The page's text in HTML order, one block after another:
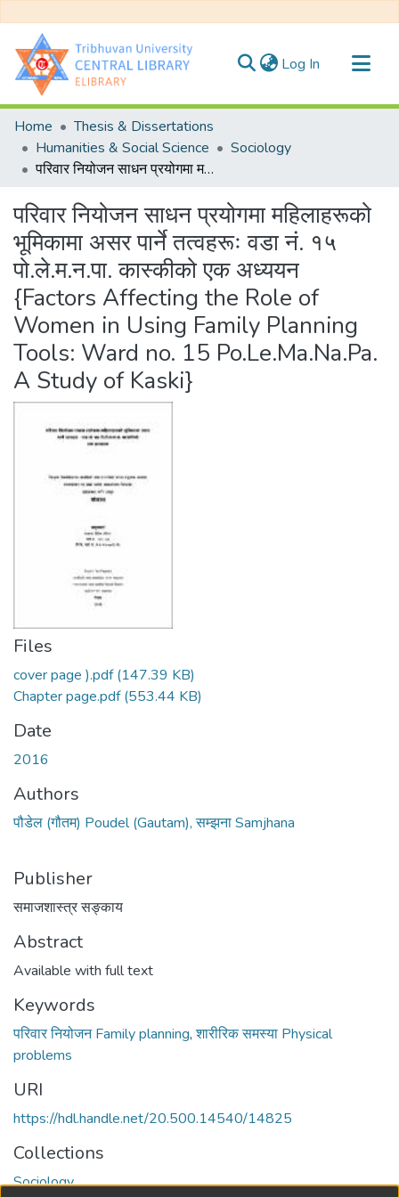
Log In (current)
Communities & Collections
All of DSpace
Statistics
Home
Thesis & Dissertations
Humanities & Social Science
Sociology
परिवार नियोजन साधन प्रयोगमा महिलाहरूको भूमिकामा असर पार्ने तत्वहरूः वडा नं. १५ पो.ले.म.न.पा. कास्कीको एक अध्ययन {Factors Affecting the Role of Women in Using Family Planning Tools: Ward no. 15 Po.Le.Ma.Na.Pa. A Study of Kaski}
परिवार नियोजन साधन प्रयोगमा महिलाहरूको
भूमिकामा असर पार्ने तत्वहरूः वडा नं. १५
पो.ले.म.न.पा. कास्कीको एक अध्ययन
{Factors Affecting the Role of
Women in Using Family Planning
Tools: Ward no. 15 Po.Le.Ma.Na.Pa.
A Study of Kaski}
Files
cover page ).pdf(147.39 KB)
Chapter page.pdf(553.44 KB)
Date
2016
Authors
पौडेल (गौतम) Poudel (Gautam), सम्झना Samjhana
Publisher
समाजशास्त्र सङ्काय
Abstract
Available with full text
Keywords
परिवार नियोजन Family planning,शारीरिक समस्या Physical
problems
URI
https://hdl.handle.net/20.500.14540/14825
Collections
Sociology